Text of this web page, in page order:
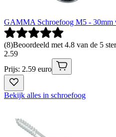
GAMMA Schroefoog M5 - 30mm
(8)Beoordeeld met 4.8 van de 5
2.59
Prijs: 2.59 euro
Bekijk alles in schroefoog